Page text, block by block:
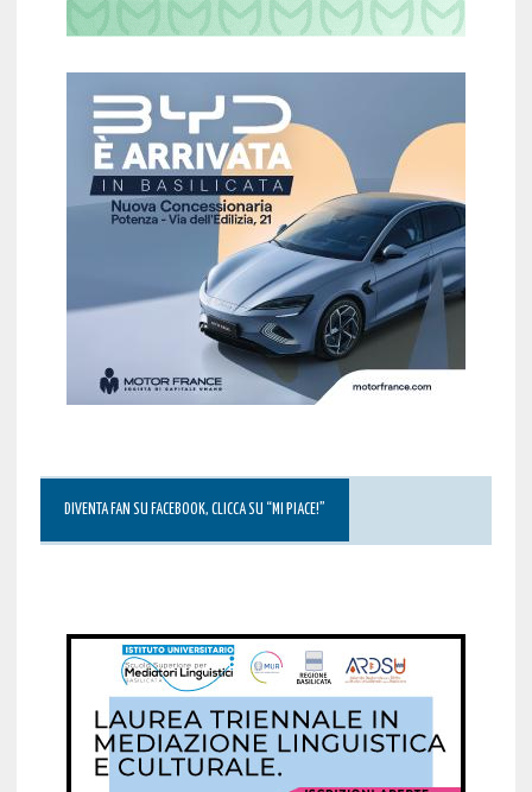
DIVENTA FAN SU FACEBOOK, CLICCA SU “MI PIACE!”